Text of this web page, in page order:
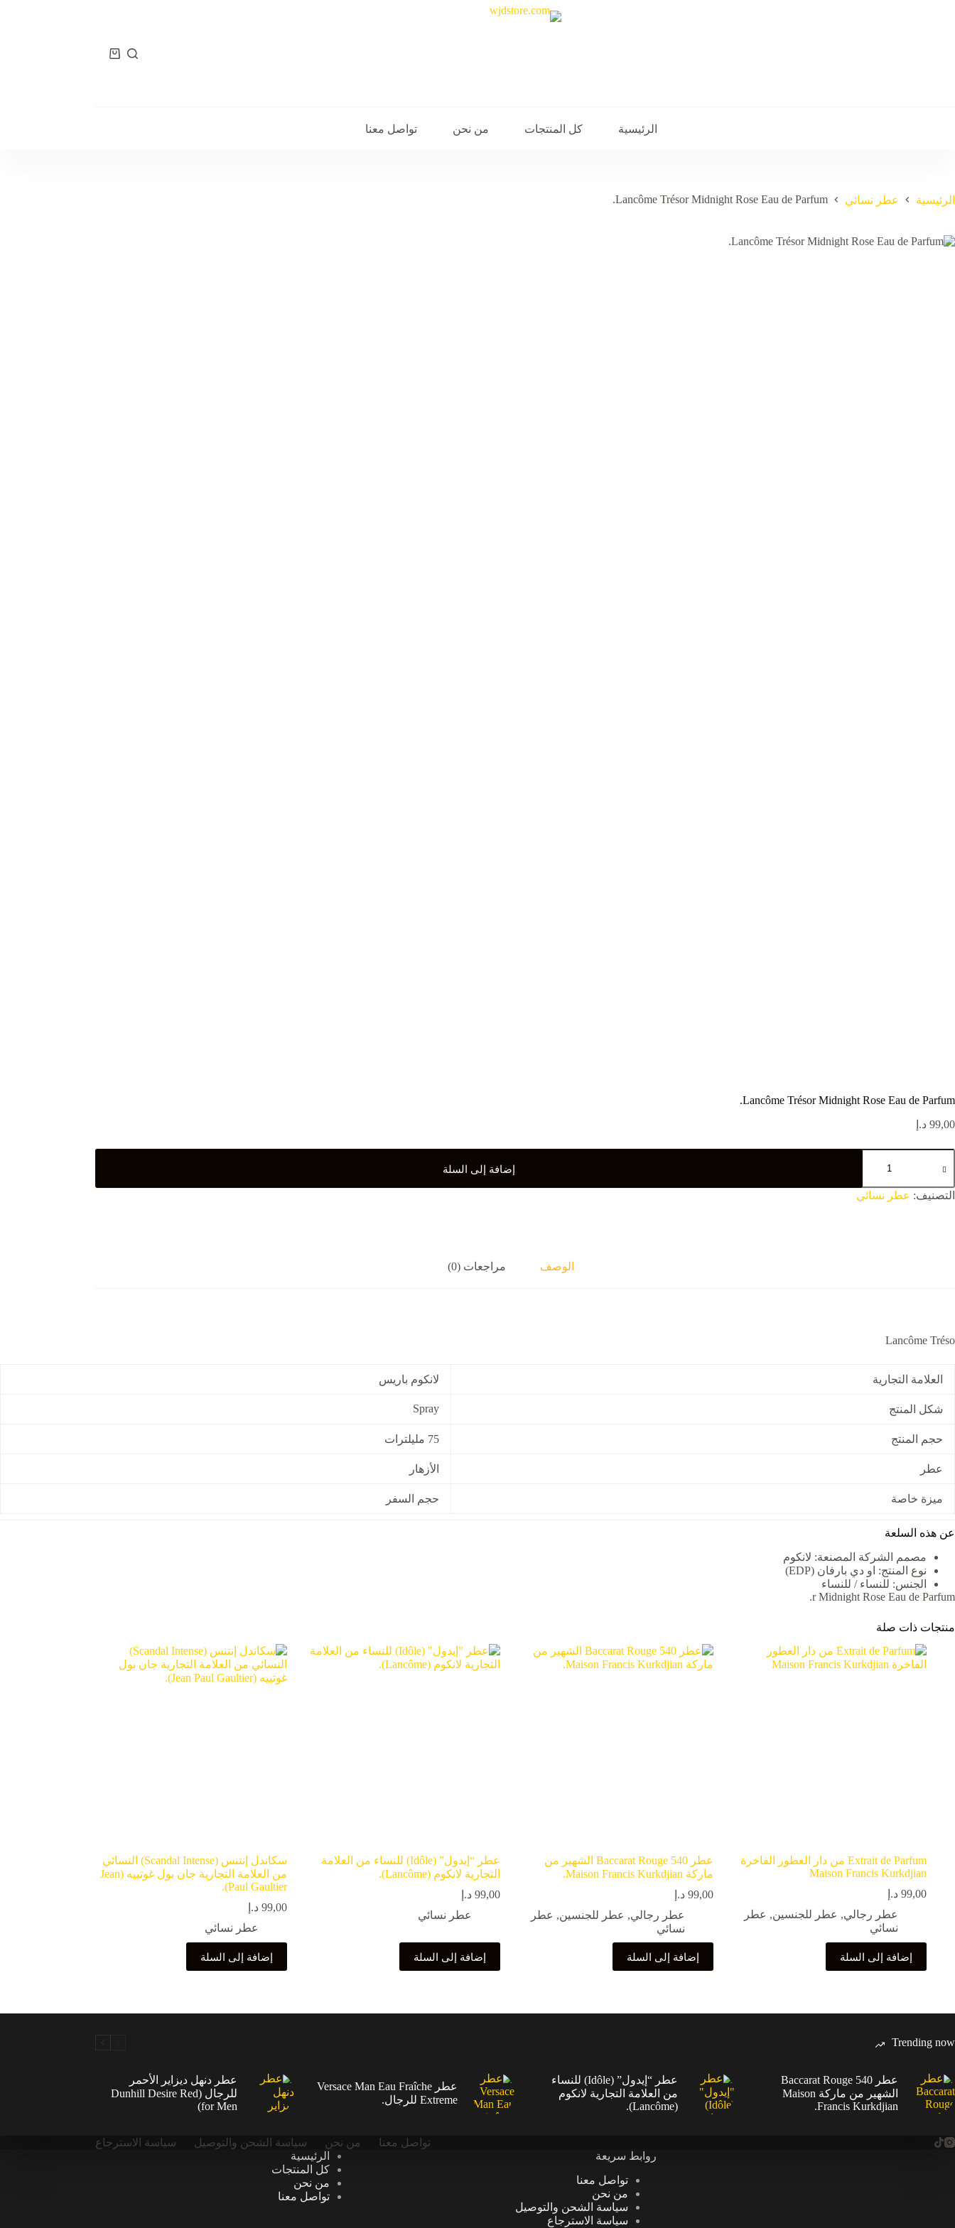
الرئيسية كل المنتجات من نحن تواصل معنا
الرئيسية عطر نسائي Lancôme Trésor Midnight Rose Eau de Parfum.
Lancôme Trésor Midnight Rose Eau de Parfum.
99,00 د.إ
إضافة إلى السلة
التصنيف: عطر نسائي
الوصف مراجعات (0)
Lancôme Tréso
العلامة التجارية لانكوم باريس
شكل المنتج Spray
حجم المنتج 75 مليلترات
عطر الأزهار
ميزة خاصة حجم السفر
عن هذه السلعة
مصمم الشركة المصنعة: لانكوم
نوع المنتج: او دي بارفان (EDP)
الجنس: للنساء / للنساء
r Midnight Rose Eau de Parfum.
منتجات ذات صلة
Extrait de Parfum من دار العطور الفاخرة
Maison Francis Kurkdjian
99,00 د.إ
عطر رجالي, عطر للجنسين, عطر
نسائي
إضافة إلى السلة
عطر Baccarat Rouge 540 الشهير من
ماركة Maison Francis Kurkdjian.
99,00 د.إ
عطر رجالي, عطر للجنسين, عطر
نسائي
إضافة إلى السلة
عطر “إيدول” (Idôle) للنساء من العلامة
التجارية لانكوم (Lancôme).
99,00 د.إ
عطر نسائي
إضافة إلى السلة
سكاندل إنتنس (Scandal Intense) النسائي
من العلامة التجارية جان بول غوتييه (Jean
Paul Gaultier).
99,00 د.إ
عطر نسائي
إضافة إلى السلة
Trending now
عطر Baccarat Rouge 540
الشهير من ماركة Maison
Francis Kurkdjian.
عطر “إيدول” (Idôle) للنساء
من العلامة التجارية لانكوم
(Lancôme).
عطر Versace Man Eau Fraîche
Extreme للرجال.
عطر دنهل ديزاير الأحمر
للرجال (Dunhill Desire Red
for Men)
تواصل معنا من نحن سياسة الشحن والتوصيل
سياسة الاسترجاع
روابط سريعة
تواصل معنا
من نحن
سياسة الشحن والتوصيل
سياسة الاسترجاع
الرئيسية
كل المنتجات
من نحن
تواصل معنا